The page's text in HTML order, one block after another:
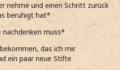
nehme und einen Schritt zurück
beruhigt hat*
muss*
das ich mir
ein paar neue Stifte